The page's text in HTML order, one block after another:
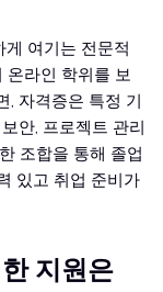
여기는 전문적
온라인 학위를 보
, 자격증은 특정 기
안, 프로젝트 관리
조합을 통해 졸업
있고 취업 준비가
지원은